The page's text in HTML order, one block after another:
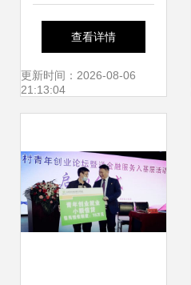
咨询 专业金融信息
服务的领航者
查看详情
更新时间：2026-08-06
21:13:04